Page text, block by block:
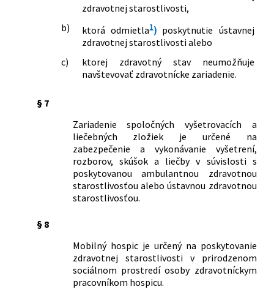
zdravotnej starostlivosti,
b)
ktorá odmietla1) poskytnutie ústavnej
zdravotnej starostlivosti alebo
c)
ktorej zdravotný stav neumožňuje
navštevovať zdravotnícke zariadenie.
§ 7
Zariadenie spoločných vyšetrovacích a
liečebných zložiek je určené na
zabezpečenie a vykonávanie vyšetrení,
rozborov, skúšok a liečby v súvislosti s
poskytovanou ambulantnou zdravotnou
starostlivosťou alebo ústavnou zdravotnou
starostlivosťou.
§ 8
Mobilný hospic je určený na poskytovanie
zdravotnej starostlivosti v prirodzenom
sociálnom prostredí osoby zdravotníckym
pracovníkom hospicu.